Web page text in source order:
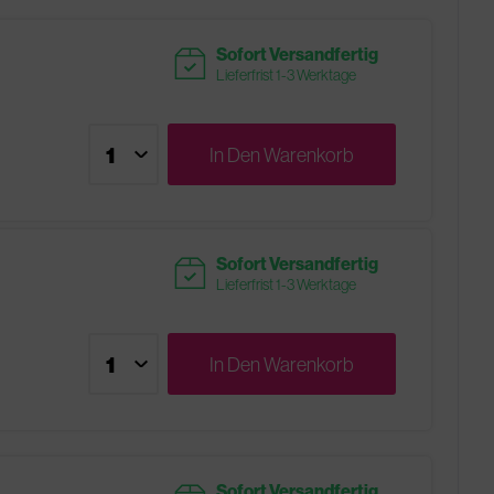
readytoship Sofort Versandfertig
Lieferfrist 1-3 Werktage
In DenWarenkorb
readytoship Sofort Versandfertig
Lieferfrist 1-3 Werktage
In DenWarenkorb